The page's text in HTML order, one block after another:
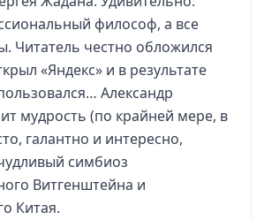
философ, а все
Читатель честно обложился
«Яндекс» и в результате
Александр
мудрость (по крайней мере, в
галантно и интересно,
симбиоз
Витгенштейна и
Китая.